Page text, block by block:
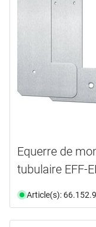
Equerre de
tubulaire EFF-
Article(s):